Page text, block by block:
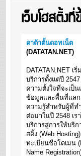
เว็บโฮสติ้
ดาต้าตั้นดอทเน็ต
(DATATAN.NET)
DATATAN.NET เ
บริการตั้งแต่ปี
ความตั้งใจที่จะเป็น
ข้อมูลและพื้นที่แลก
ความรู้สำหรับผู้ที่ท
ต่อมาในปี 2548 เร
บริการสู่การให้บริก
สติ้ง (Web
ทะเบียนชื่อโดเมน
Name